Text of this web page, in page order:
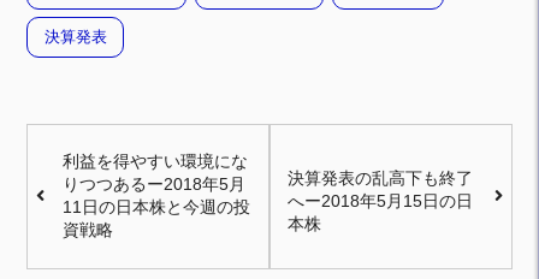
決算発表
利益を得やすい環境にな
りつつあるー2018年5月
11日の日本株と今週の投
資戦略
決算発表の乱高下も終了
へー2018年5月15日の日
本株